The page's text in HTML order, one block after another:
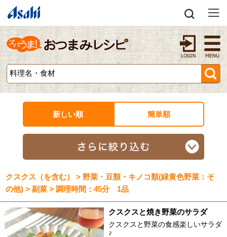
新しい順 簡単順
クスクス（を含む） > 野菜・豆類・キノコ類(緑黄色野菜：そ
の他) > 副菜 > 調理時間：45分 1品
クスクスと焼き野菜のサラダ
クスクスと野菜の食感楽しいサラダ
♪